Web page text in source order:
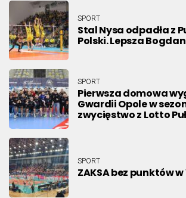
SPORT
Stal Nysa odpadła z
Polski. Lepsza
SPORT
Pierwsza domowa
Gwardii Opole w
zwycięstwo z Lotto
SPORT
ZAKSA bez punktów